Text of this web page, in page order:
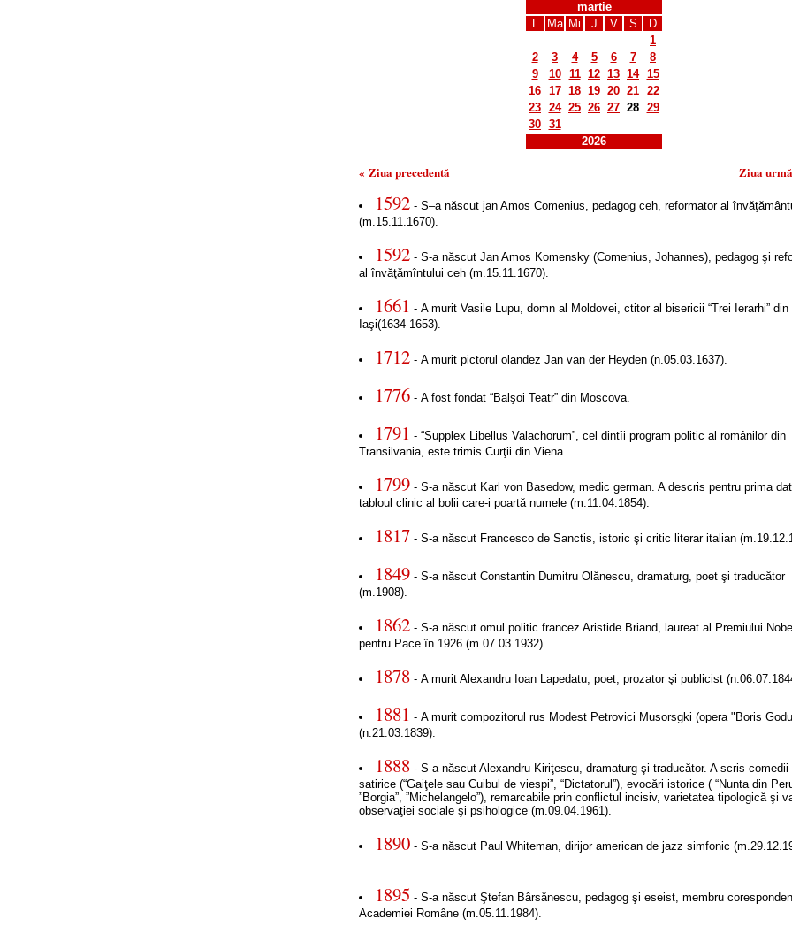
martie
L
Ma Mi J V S
D
1
2
3 4 5 6 7
8
9
10 11 12 13 14 15
16 17 18 19 20 21 22
23 24 25 26 27 28 29
30 31
2026
« Ziua precedentă Ziua
1592 - S–a născut jan Amos Comenius, pedagog ceh, reformator al
(m.15.11.1670).
1592 - S-a născut Jan Amos Komensky (Comenius, Johannes), pedagog şi
al învăţămîntului ceh (m.15.11.1670).
1661 - A murit Vasile Lupu, domn al Moldovei, ctitor al bisericii “Trei Ierarhi” din
Iaşi(1634-1653).
1712 - A murit pictorul olandez Jan van der Heyden (n.05.03.1637).
1776 - A fost fondat “Balşoi Teatr” din Moscova.
1791 - “Supplex Libellus Valachorum”, cel dintîi program politic al românilor din
Transilvania, este trimis Curţii din Viena.
1799 - S-a născut Karl von Basedow, medic german. A descris pentru prima
tabloul clinic al bolii care-i poartă numele (m.11.04.1854).
1817 - S-a născut Francesco de Sanctis, istoric şi critic literar italian
1849 - S-a născut Constantin Dumitru Olănescu, dramaturg, poet şi traducător
(m.1908).
1862 - S-a născut omul politic francez Aristide Briand, laureat al Premiului Nobel
pentru Pace în 1926 (m.07.03.1932).
1878 - A murit Alexandru Ioan Lapedatu, poet, prozator şi publicist
1881 - A murit compozitorul rus Modest Petrovici Musorsgki (opera "Boris
(n.21.03.1839).
1888 - S-a născut Alexandru Kiriţescu, dramaturg şi traducător. A scris comedii
satirice (“Gaiţele sau Cuibul de viespi”, “Dictatorul”), evocări istorice ( “Nunta din
”Borgia”, ”Michelangelo”), remarcabile prin conflictul incisiv, varietatea tipologică şi
observaţiei sociale şi psihologice (m.09.04.1961).
1890 - S-a născut Paul Whiteman, dirijor american de jazz simfonic
1895 - S-a născut Ştefan Bârsănescu, pedagog şi eseist, membru
Academiei Române (m.05.11.1984).